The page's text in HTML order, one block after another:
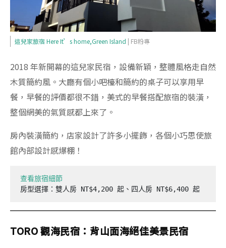
這兒家旅宿 Here It’s home,Green Island | FB粉專
2018 年新開幕的這兒家民宿，設備新穎，整體風格走自然
木質簡約風。大廳有個小吧檯和簡約的桌子可以享用早
餐，早餐的評價都很不錯，美式的早餐搭配旅宿的裝潢，
整個網美的氣質感都上來了。
房內裝潢簡約，店家設計了許多小擺飾，各個小巧思使旅
館內部設計感爆棚！
查看旅宿細節
房型選擇：雙人房 NT$4,200 起、四人房 NT$6,400 起
TORO 觀海民宿：背山面海絕佳美景民宿